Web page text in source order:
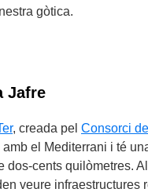
gòtica.
Jafre
, creada pel Consorci
el Mediterrani i té
dos-cents quilòmetres.
veure infraestructures